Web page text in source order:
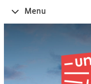
Ouvrir
le
Menu